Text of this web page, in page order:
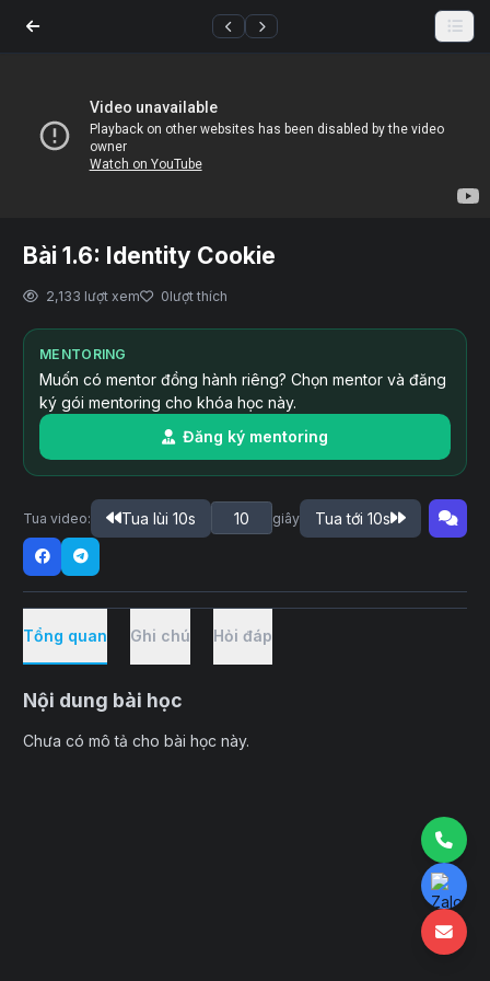
Bài 1.6: Identity Cookie
2,133 lượt xem 0lượt thích
MENTORING
Muốn có mentor đồng hành riêng? Chọn mentor và đăng
ký gói mentoring cho khóa học này.
Đăng ký mentoring
Tua video: Tua lùi 10s giây Tua tới 10s
Tổng quan Ghi chú Hỏi đáp
Nội dung bài học
Chưa có mô tả cho bài học này.